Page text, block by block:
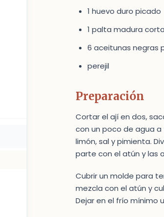
1 huevo duro picado
1 palta madura
6 aceitunas negras
perejil
Preparación
Cortar el ají en dos,
con un poco de agua
limón, sal y pimienta.
parte con el atún y las
Cubrir un molde para
mezcla con el atún y
Dejar en el frío mínimo